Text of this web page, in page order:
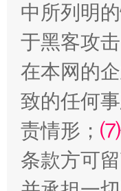
解纷+调解+退
中所列明
于黑客攻
在本网的
致的任何
责情形； ⑺
条款方可